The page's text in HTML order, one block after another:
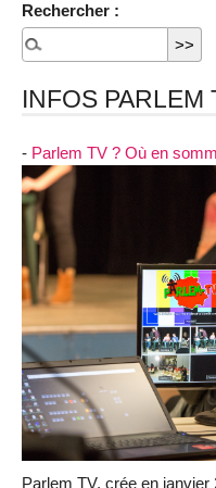
Rechercher :
INFOS PARLEM
- Parlem TV ? Où en
Parlem TV, crée en